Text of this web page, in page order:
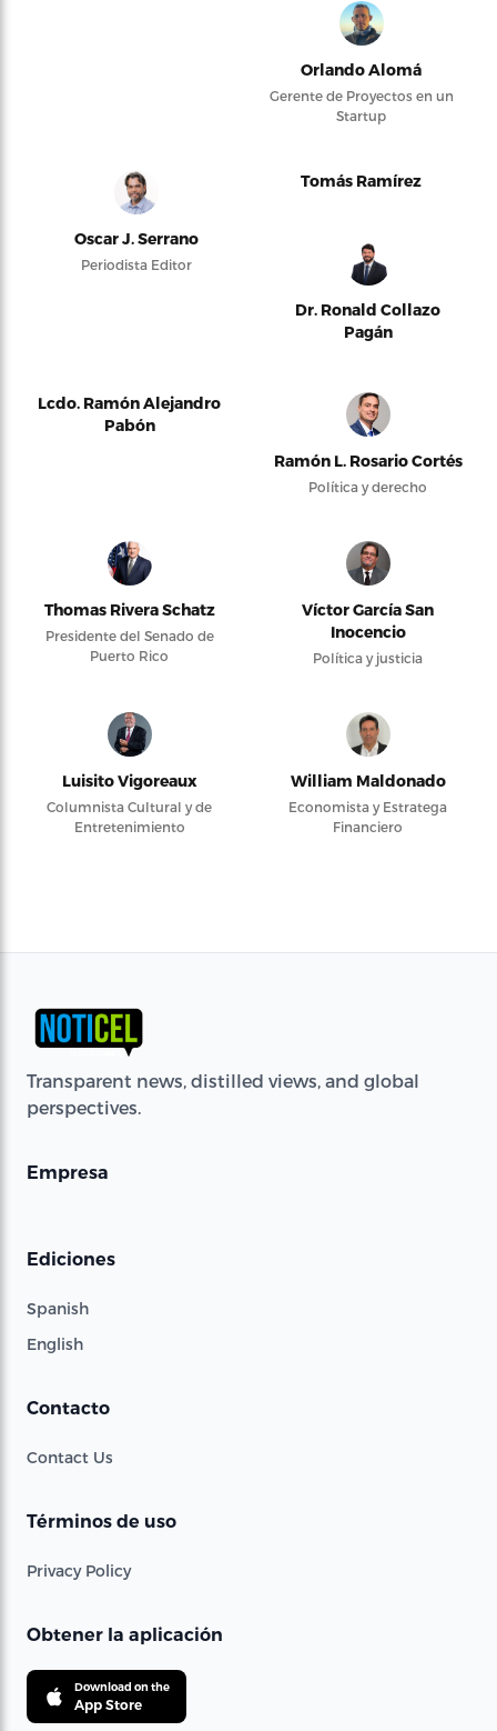
Orlando Alomá
Gerente de Proyectos en un
Startup
Oscar J. Serrano
Periodista Editor
Tomás Ramírez
Dr. Ronald Collazo
Pagán
Lcdo. Ramón Alejandro
Pabón
Ramón L. Rosario Cortés
Política y derecho
Thomas Rivera Schatz
Presidente del Senado de
Puerto Rico
Víctor García San
Inocencio
Política y justicia
Luisito Vigoreaux
Columnista Cultural y de
Entretenimiento
William Maldonado
Economista y Estratega
Financiero
Transparent news, distilled views, and global
perspectives.
Empresa
Ediciones
Spanish
English
Contacto
Contact Us
Términos de uso
Privacy Policy
Obtener la aplicación
Download on the
App Store